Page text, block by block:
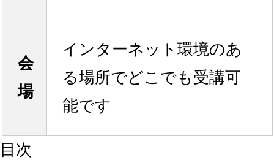
会
場
インターネット環境のあ
る場所でどこでも受講可
能です
目次